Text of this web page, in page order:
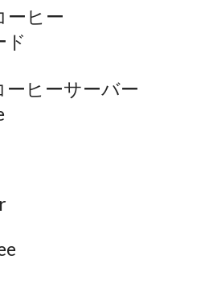
ーヒー
ド
ヒーサーバー